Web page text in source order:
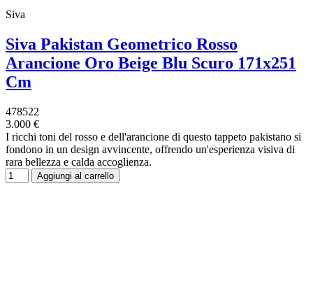
Siva
Siva Pakistan Geometrico Rosso
Arancione Oro Beige Blu Scuro 171x251
Cm
478522
3.000 €
I ricchi toni del rosso e dell'arancione di questo tappeto pakistano si
fondono in un design avvincente, offrendo un'esperienza visiva di
rara bellezza e calda accoglienza.
Aggiungi al carrello